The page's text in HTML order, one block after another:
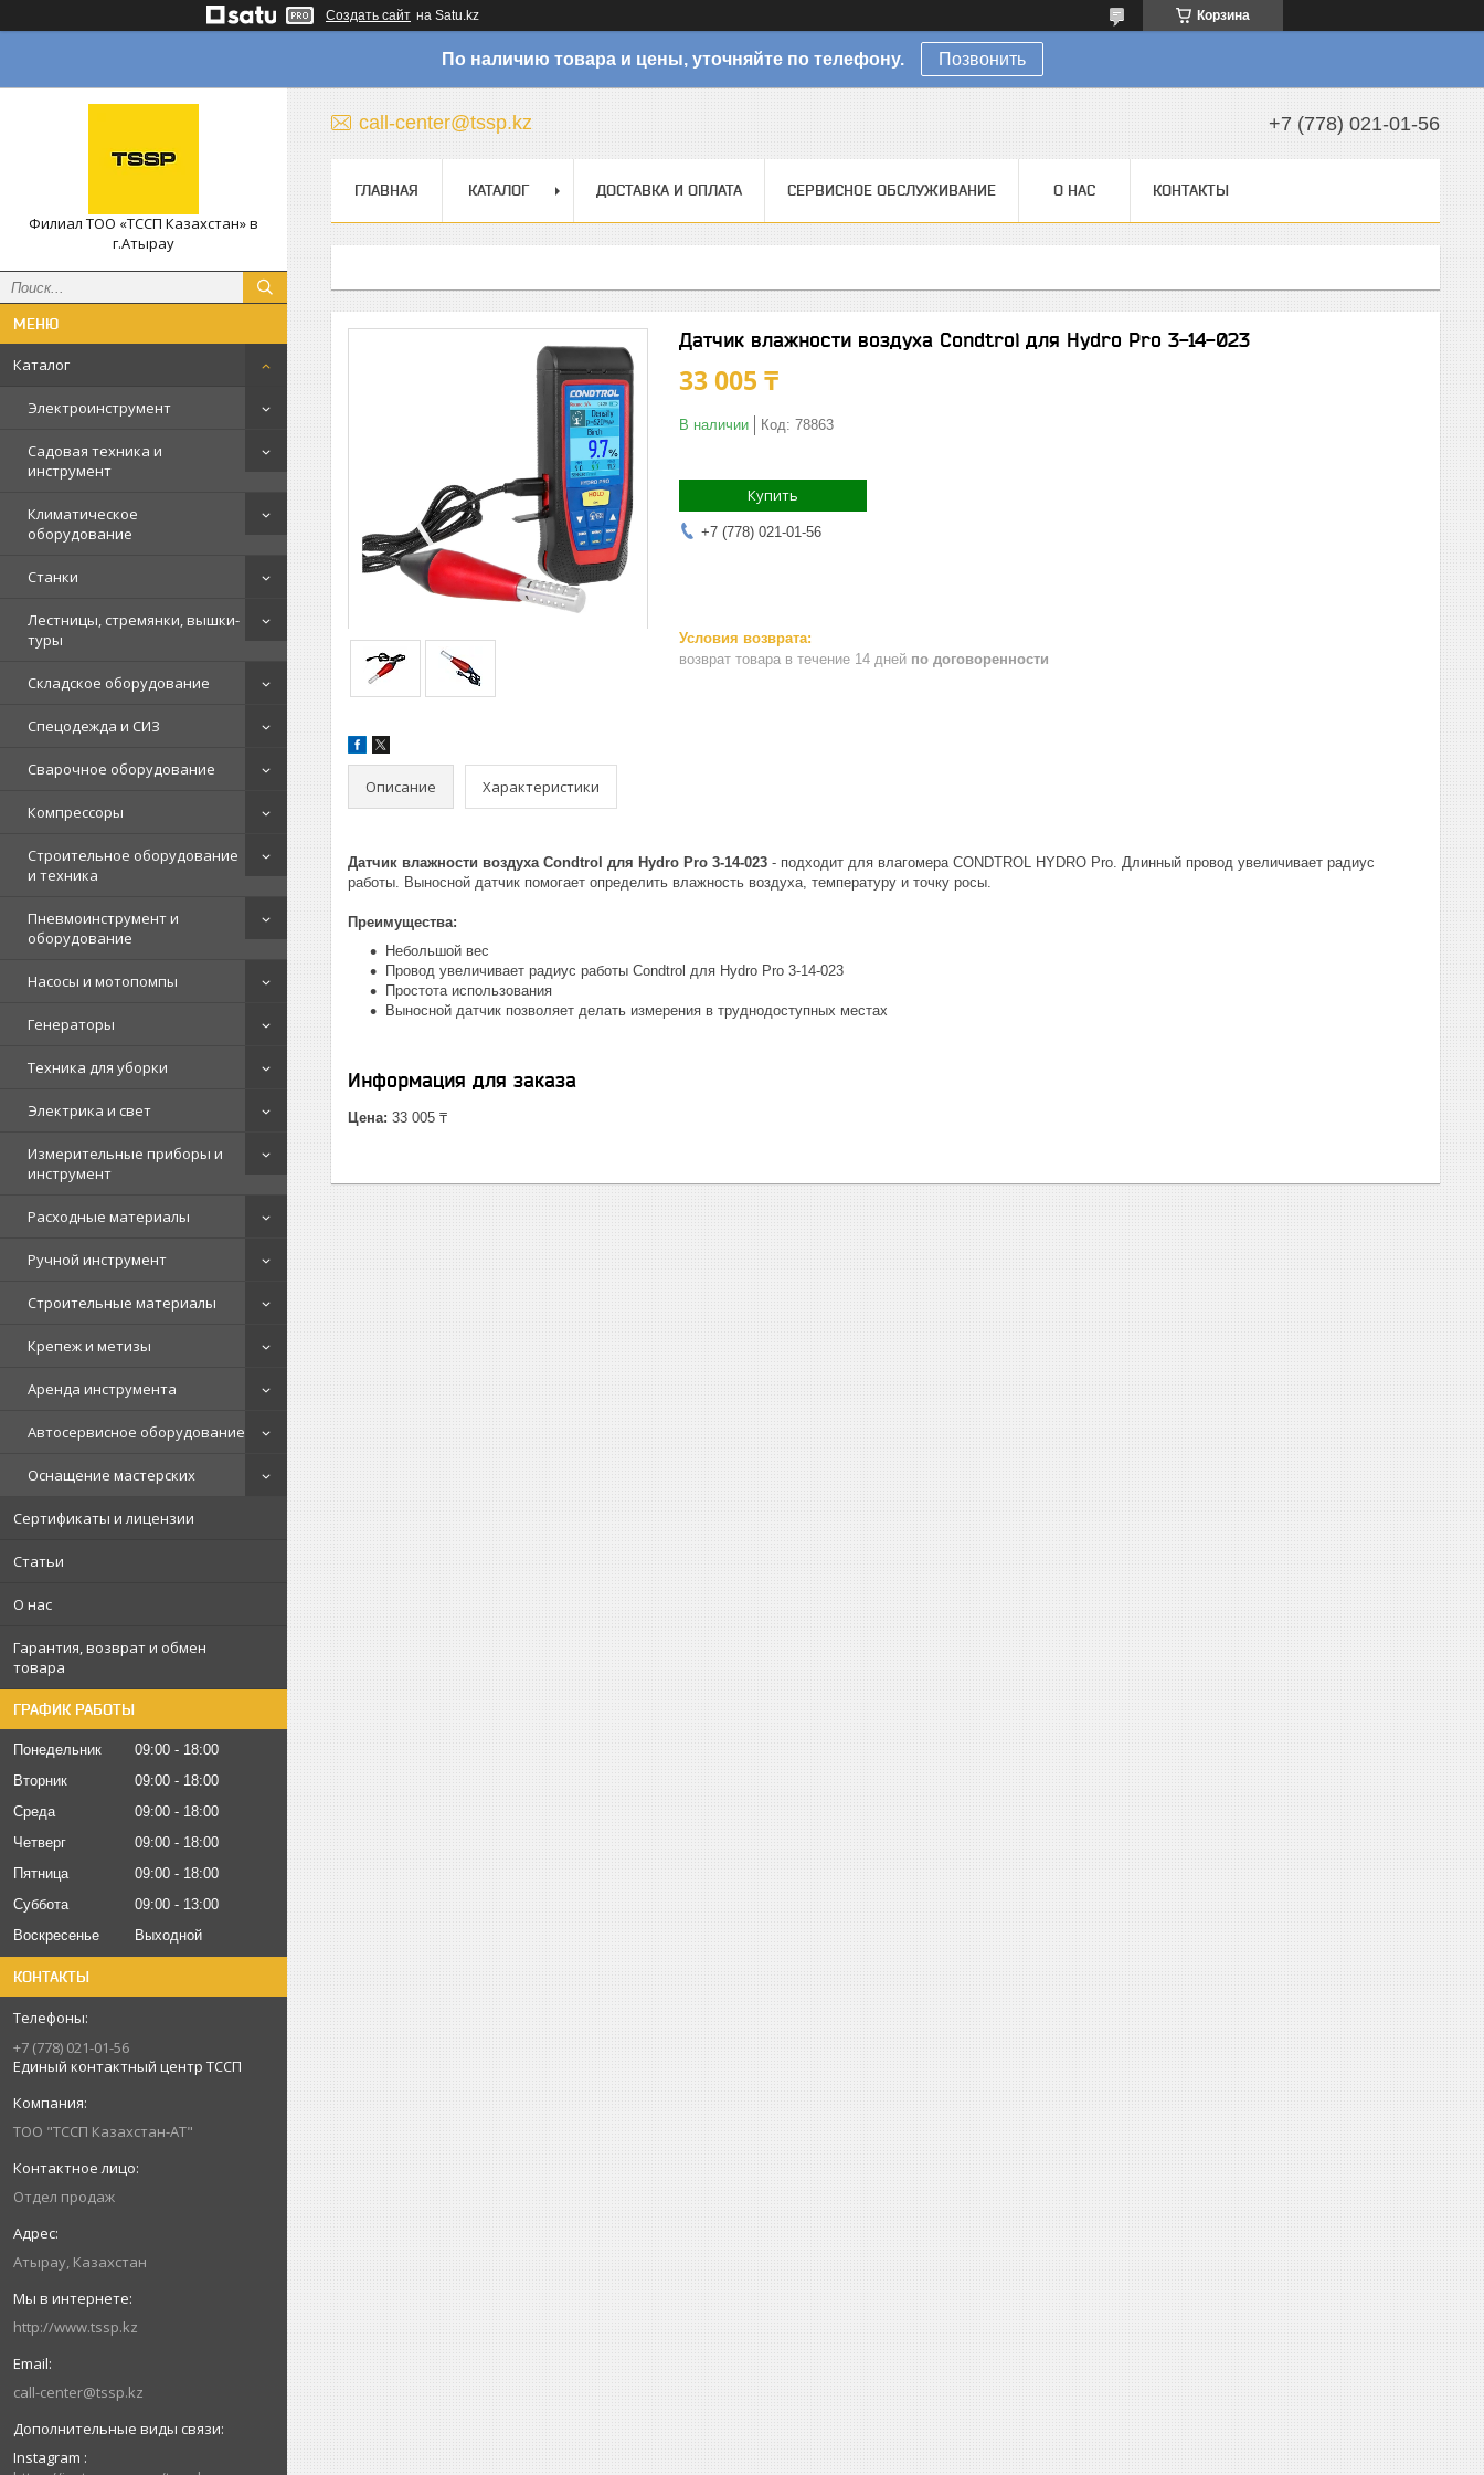
Создать сайт на Satu.kz Корзина
По наличию товара и цены, уточняйте по телефону. Позвонить
Филиал ТОО «ТССП Казахстан» в
г.Атырау
Каталог
Электроинструмент
Садовая техника и
инструмент
Климатическое
оборудование
Станки
Лестницы, стремянки, вышки-
туры
Складское оборудование
Спецодежда и СИЗ
Сварочное оборудование
Компрессоры
Строительное оборудование
и техника
Пневмоинструмент и
оборудование
Насосы и мотопомпы
Генераторы
Техника для уборки
Электрика и свет
Измерительные приборы и
инструмент
Расходные материалы
Ручной инструмент
Строительные материалы
Крепеж и метизы
Аренда инструмента
Автосервисное оборудование
Оснащение мастерских
Сертификаты и лицензии
Статьи
О нас
Гарантия, возврат и обмен
товара
ГРАФИК РАБОТЫ
Понедельник 09:00
18:00
Вторник
09:00
18:00
Среда
09:00
18:00
Четверг
09:00
18:00
Пятница
09:00
18:00
Суббота
09:00
13:00
Воскресенье
Выходной
КОНТАКТЫ
+7 (778) 021-01-56
Единый контактный центр ТССП
ТОО "ТССП Казахстан-АТ"
Отдел продаж
Атырау, Казахстан
http://www.tssp.kz
call-center@tssp.kz
Instagram
call-center@tssp.kz +7 (778) 021-01-56
ГЛАВНАЯ КАТАЛОГ ДОСТАВКА И ОПЛАТА СЕРВИСНОЕ ОБСЛУЖИВАНИЕ О НАС КОНТАКТЫ
Датчик влажности воздуха Condtrol для Hydro Pro 3-14-023
33 005 ₸
В наличии Код: 78863
Купить
+7 (778) 021-01-56
возврат товара в течение 14 дней по договоренности
Описание Характеристики
Датчик влажности воздуха Condtrol для Hydro Pro 3-14-023 - подходит для влагомера CONDTROL HYDRO Pro. Длинный провод увеличивает радиус
работы. Выносной датчик помогает определить влажность воздуха, температуру и точку росы.
Преимущества:
Небольшой вес
Провод увеличивает радиус работы Condtrol для Hydro Pro 3-14-023
Простота использования
Выносной датчик позволяет делать измерения в труднодоступных местах
Информация для заказа
Цена: 33 005 ₸